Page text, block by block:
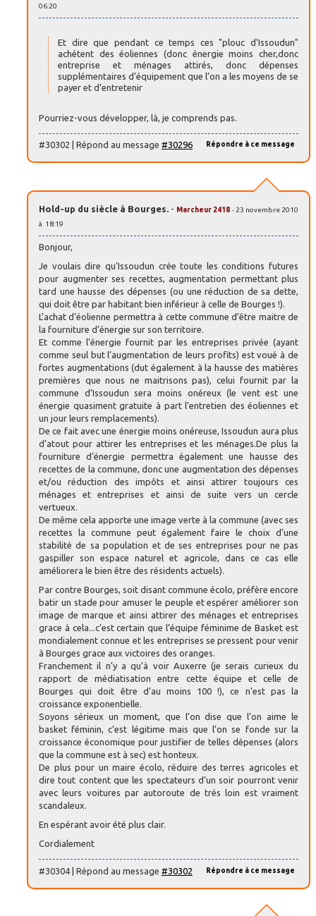
06:20
Et dire que pendant ce temps ces "plouc d’Issoudun"
achétent des éoliennes (donc énergie moins cher,donc
entreprise et ménages attirés, donc dépenses
supplémentaires d’équipement que l’on a les moyens de se
payer et d’entretenir
Pourriez-vous développer, là, je comprends pas.
Répondre à ce message
#30302 | Répond au message #30296
Hold-up du siècle à Bourges. - Marcheur 2418 - 23 novembre 2010
à 18:19
Bonjour,
Je voulais dire qu’Issoudun crée toute les conditions futures
pour augmenter ses recettes, augmentation permettant plus
tard une hausse des dépenses (ou une réduction de sa dette,
qui doit être par habitant bien inférieur à celle de Bourges !).
L’achat d’éolienne permettra à cette commune d’être maitre de
la fourniture d’énergie sur son territoire.
Et comme l’énergie fournit par les entreprises privée (ayant
comme seul but l’augmentation de leurs profits) est voué à de
fortes augmentations (dut également à la hausse des matières
premières que nous ne maitrisons pas), celui fournit par la
commune d’Issoudun sera moins onéreux (le vent est une
énergie quasiment gratuite à part l’entretien des éoliennes et
un jour leurs remplacements).
De ce fait avec une énergie moins onéreuse, Issoudun aura plus
d’atout pour attirer les entreprises et les ménages.De plus la
fourniture d’énergie permettra également une hausse des
recettes de la commune, donc une augmentation des dépenses
et/ou réduction des impôts et ainsi attirer toujours ces
ménages et entreprises et ainsi de suite vers un cercle
vertueux.
De même cela apporte une image verte à la commune (avec ses
recettes la commune peut également faire le choix d’une
stabilité de sa population et de ses entreprises pour ne pas
gaspiller son espace naturel et agricole, dans ce cas elle
améliorera le bien être des résidents actuels).
Par contre Bourges, soit disant commune écolo, préfère encore
batir un stade pour amuser le peuple et espérer améliorer son
image de marque et ainsi attirer des ménages et entreprises
grace à cela...c’est certain que l’équipe féminime de Basket est
mondialement connue et les entreprises se pressent pour venir
à Bourges grace aux victoires des oranges.
Franchement il n’y a qu’à voir Auxerre (je serais curieux du
rapport de médiatisation entre cette équipe et celle de
Bourges qui doit être d’au moins 100 !), ce n’est pas la
croissance exponentielle.
Soyons sérieux un moment, que l’on dise que l’on aime le
basket féminin, c’est légitime mais que l’on se fonde sur la
croissance économique pour justifier de telles dépenses (alors
que la commune est à sec) est honteux.
De plus pour un maire écolo, réduire des terres agricoles et
dire tout content que les spectateurs d’un soir pourront venir
avec leurs voitures par autoroute de trés loin est vraiment
scandaleux.
En espérant avoir été plus clair.
Cordialement
Répondre à ce message
#30304 | Répond au message #30302